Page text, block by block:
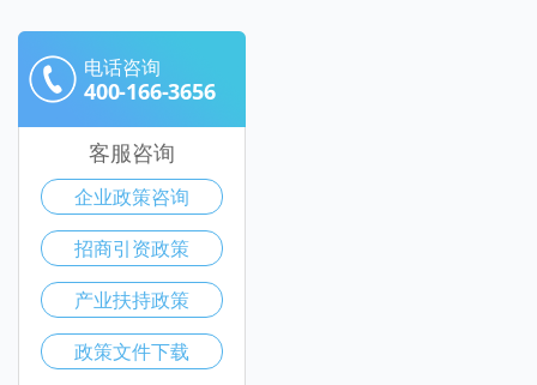
电话咨询
400-166-3656
客服咨询
企业政策咨询
招商引资政策
产业扶持政策
政策文件下载